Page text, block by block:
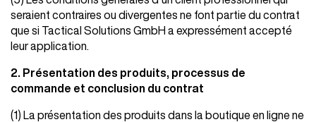
seraient contraires ou divergentes ne font partie du contrat
que si Tactical Solutions GmbH a expressément accepté
leur application.
2. Présentation des produits, processus de
commande et conclusion du contrat
(1) La présentation des produits dans la boutique en ligne ne